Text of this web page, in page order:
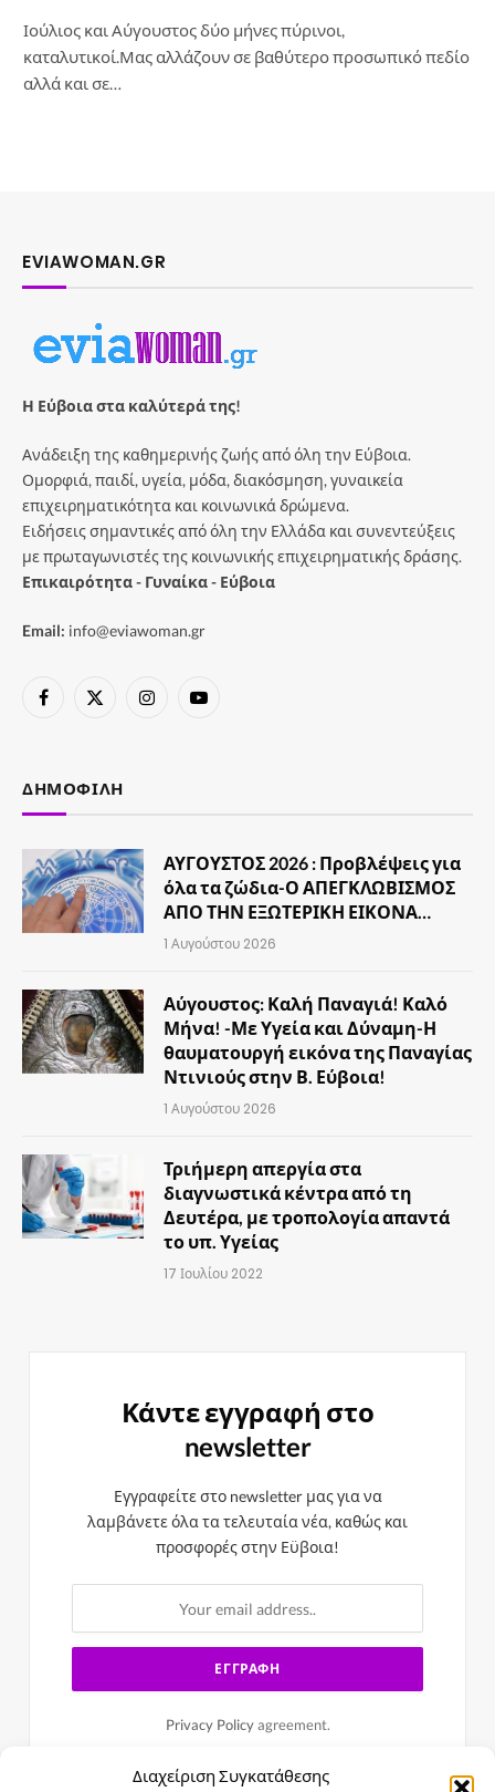
Διαχείριση Συγκατάθεσης
Ιούλιος και Αύγουστος δύο μήνες πύρινοι,
καταλυτικοί.Μας αλλάζουν σε βαθύτερο προσωπικό πεδίο
αλλά και σε…
EVIAWOMAN.GR
Η Εύβοια στα καλύτερά της!
Ανάδειξη της καθημερινής ζωής από όλη την Εύβοια.
Ομορφιά, παιδί, υγεία, μόδα, διακόσμηση, γυναικεία
επιχειρηματικότητα και κοινωνικά δρώμενα.
Ειδήσεις σημαντικές από όλη την Ελλάδα και συνεντεύξεις
με πρωταγωνιστές της κοινωνικής επιχειρηματικής δράσης.
Επικαιρότητα - Γυναίκα - Εύβοια
Email: info@eviawoman.gr
Facebook
X
InstagramYouTube
ΔΗΜΟΦΙΛΉ
ΑΥΓΟΥΣΤΟΣ 2026 : Προβλέψεις για
όλα τα ζώδια-Ο ΑΠΕΓΚΛΩΒΙΣΜΟΣ
ΑΠΟ ΤΗΝ ΕΞΩΤΕΡΙΚΗ ΕΙΚΟΝΑ…
1 Αυγούστου 2026
Αύγουστος: Καλή Παναγιά! Καλό
Μήνα! -Με Υγεία και Δύναμη-Η
θαυματουργή εικόνα της Παναγίας
Ντινιούς στην Β. Εύβοια!
1 Αυγούστου 2026
Τριήμερη απεργία στα
διαγνωστικά κέντρα από τη
Δευτέρα, με τροπολογία απαντά
το υπ. Υγείας
17 Ιουλίου 2022
Κάντε εγγραφή στο
newsletter
Εγγραφείτε στο newsletter μας για να
λαμβάνετε όλα τα τελευταία νέα, καθώς και
προσφορές στην Εϋβοια!
Privacy Policyagreement.